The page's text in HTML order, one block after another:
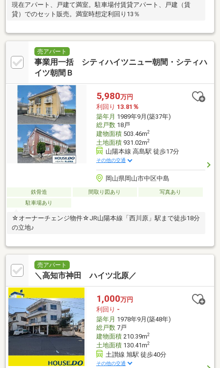
現在アパート、戸建て満室。駐車場付賃貸アパート、戸建（賃
貸）でのセット販売。満室時想定利回り13％
売アパート
事業用一括 シティハイツニュー朝間・シティハ
イツ朝間Ｂ
5,980万円
利回り 13.81％
築年月 1989年9月(築37年)
総戸数18戸
建物面積503.46m2
土地面積931.02m2
山陽本線 高島駅 徒歩17分
その他の交通
岡山県岡山市中区中島
鉄骨造 間取り図あり
写真あり
駐車場あり
☆オーナーチェンジ物件☆JR山陽本線「西川原」駅まで徒歩18分
の立地♪
売アパート
＼高知市神田 ハイツ北原／
1,000万円
利回り -
築年月 1978年9月(築48年)
総戸数7戸
建物面積210.39m2
土地面積130.41m2
土讃線 旭駅 徒歩40分
その他の交通